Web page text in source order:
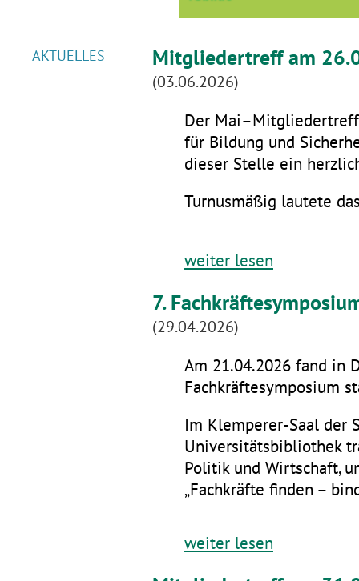
AKTUELLES Mitgliedertreff am
(03.06.2026)
Der
für Bildung und
dieser Stelle ein
Turnusmäßig lautete
weiter lesen
7.
(29.04.2026)
Am 21.04.2026 fand in
Fachkräftesymposium
Im Klemperer-Saal der
Universitätsbibliothek
Politik und Wirtschaft,
„Fachkräfte finden –
weiter lesen